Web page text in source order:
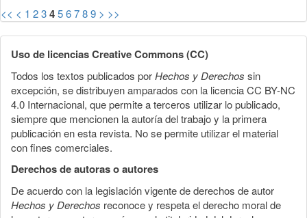
<< < 1 23456789 > >>
Uso de licencias Creative Commons (CC)
Todos los textos publicados porHechos y Derechos sin
excepción, se distribuyen amparados con la licencia CC BY-NC
4.0 Internacional, que permite a terceros utilizar lo publicado,
siempre que mencionen la autoría del trabajo y la primera
publicación en esta revista. No se permite utilizar el material
con fines comerciales.
Derechos de autoras o autores
De acuerdo con la legislación vigente de derechos de autor
Hechos y Derechos reconoce y respeta el derecho moral de